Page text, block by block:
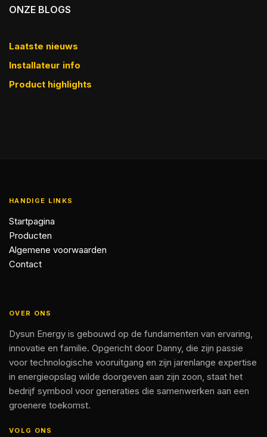
ONZE BLOGS
Laatste nieuws
Installateur info
Product highlights
HANDIGE LINKS
Startpagina
Producten
Algemene voorwaarden
Contact
OVER ONS
Dysun Energy is gebouwd op de fundamenten van ervaring,
innovatie en familie. Opgericht door Danny, die zijn passie
voor technologische vooruitgang en zijn jarenlange expertise
in energieopslag wilde doorgeven aan zijn zoon, staat het
bedrijf symbool voor generaties die samenwerken aan een
groenere toekomst.
VOLG ONS